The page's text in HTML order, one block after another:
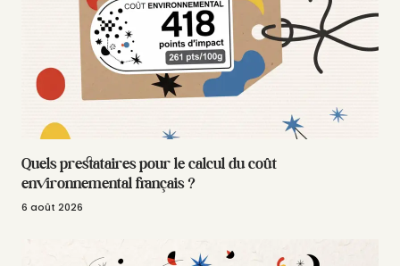
Quels prestataires pour le calcul du coût
environnemental français ?
6 août 2026